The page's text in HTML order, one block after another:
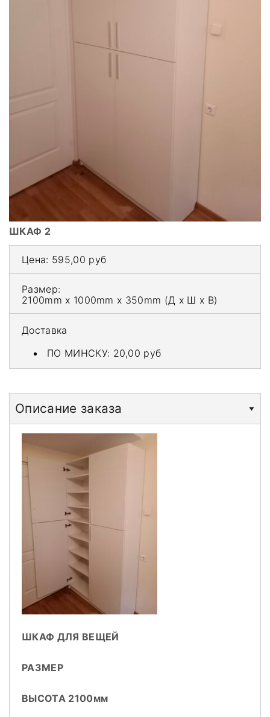
ШКАФ 2
Цена: 595,00 руб
Размер:
2100mm x 1000mm x 350mm (Д x Ш x В)
Доставка
ПО МИНСКУ: 20,00 руб
Описание заказа
ШКАФ ДЛЯ ВЕЩЕЙ
РАЗМЕР
ВЫСОТА 2100мм